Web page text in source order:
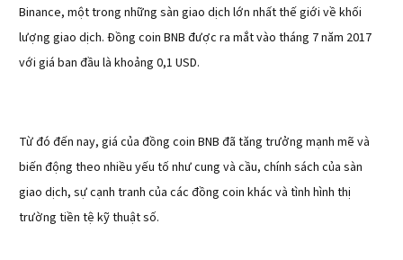
Binance, một trong những sàn giao dịch lớn nhất thế giới về khối
lượng giao dịch. Đồng coin BNB được ra mắt vào tháng 7 năm 2017
với giá ban đầu là khoảng 0,1 USD.
Từ đó đến nay, giá của đồng coin BNB đã tăng trưởng mạnh mẽ và
biến động theo nhiều yếu tố như cung và cầu, chính sách của sàn
giao dịch, sự cạnh tranh của các đồng coin khác và tình hình thị
trường tiền tệ kỹ thuật số.